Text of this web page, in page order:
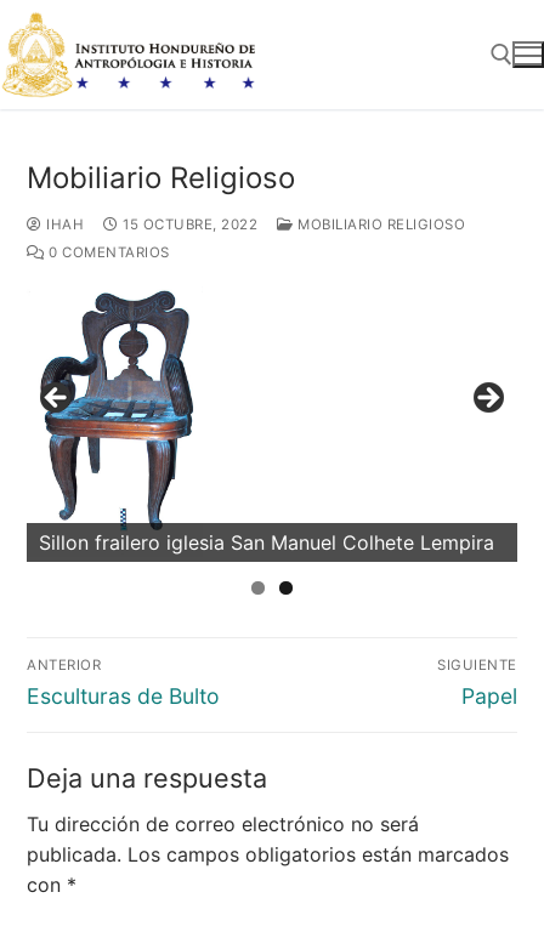
al
contenido
Mobiliario Religioso
IHAH 15 OCTUBRE, 2022
MOBILIARIO RELIGIOSO
0 COMENTARIOS
Sillon frailero iglesia San Manuel Colhete Lempira
Navegación
de
ANTERIOR
Entrada
Esculturas de Bulto
SIGUIENTE
Entrada
Papel
Deja una respuesta
Tu dirección de correo electrónico no será
publicada. Los campos obligatorios están marcados
con *